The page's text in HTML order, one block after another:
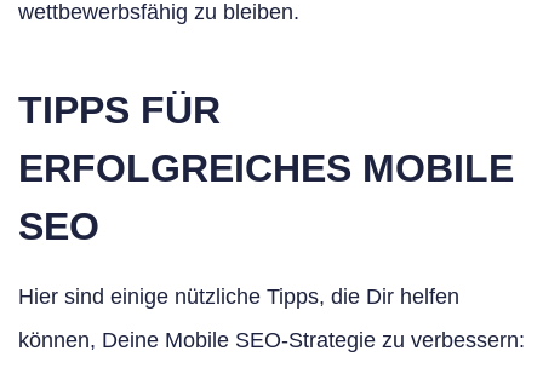
wettbewerbsfähig zu bleiben.
TIPPS FÜR
ERFOLGREICHES MOBILE
SEO
Hier sind einige nützliche Tipps, die Dir helfen
können, Deine Mobile SEO-Strategie zu verbessern: